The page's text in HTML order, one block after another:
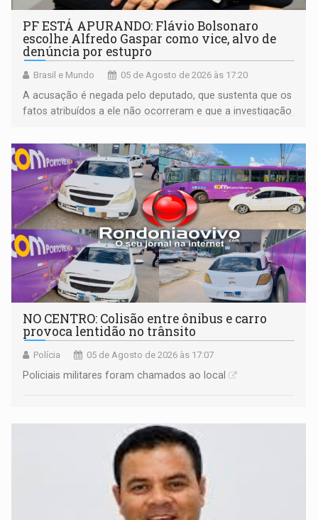
PF ESTÁ APURANDO: Flávio Bolsonaro
escolhe Alfredo Gaspar como vice, alvo de
denúncia por estupro
Brasil e Mundo 05 de Agosto de 2026 às 17:20
A acusação é negada pelo deputado, que sustenta que os
fatos atribuídos a ele não ocorreram e que a investigação
NO CENTRO: Colisão entre ônibus e carro
provoca lentidão no trânsito
Polícia 05 de Agosto de 2026 às 17:07
Policiais militares foram chamados ao local